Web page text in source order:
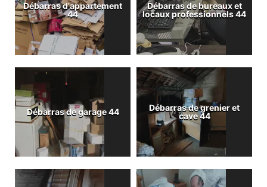
Débarras d'appartement
44
Débarras de bureaux et
locaux professionnels 44
Débarras de garage 44
Débarras de grenier et
cave 44